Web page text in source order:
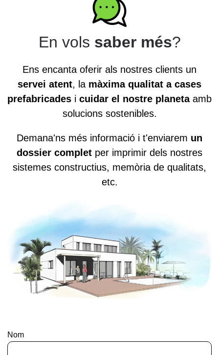
En vols saber més?
Ens encanta oferir als nostres clients un
servei atent, la màxima qualitat a cases
prefabricades i cuidar el nostre planetaamb
solucions sostenibles.
Demana'ns més informació i t'enviarem un
dossier complet per imprimir dels nostres
sistemes constructius, memòria de qualitats,
etc.
Nom